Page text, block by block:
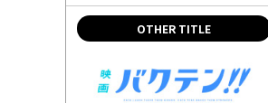
OTHER TITLE
BANANA FISH アクリル
キーホルダー アッシュ
BANANA FISH クリア
ファイル 西海岸ver.